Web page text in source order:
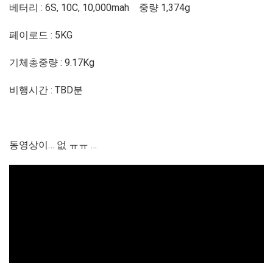
베터리 : 6S, 10C, 10,000mah 중량 1,374g
페이로드 : 5KG
기체총중량 : 9.17Kg
비행시간 : TBD분
동영상이… 없 ㅠㅠ …